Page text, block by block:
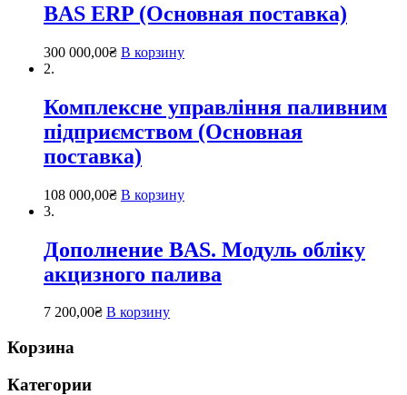
BAS ERP (Основная поставка)
300 000,00₴ В корзину
2.
Комплексне управління паливним
підприємством (Основная
поставка)
108 000,00₴ В корзину
3.
Дополнение BAS. Модуль обліку
акцизного палива
7 200,00₴ В корзину
Корзина
Категории